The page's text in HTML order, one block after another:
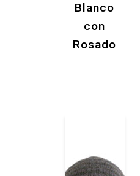
Blanco
con
Rosado